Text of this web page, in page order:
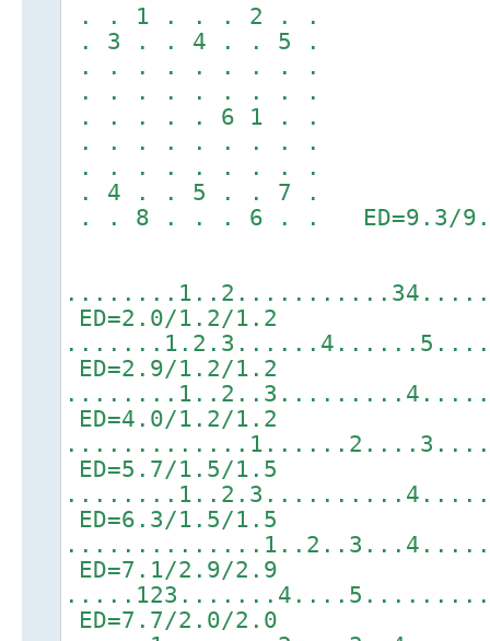
. . 1 . . . 2 . .
. 3 . . 4 . . 5 .
. . . . . . . . .
. . . . . . . . .
. . . . . 6 1 . .
. . . . . . . . .
. . . . . . . . .
. 4 . . 5 . . 7 .
. . 8 . . . 6 . . ED=9.3/
ED=2.0/1.2/1.2
ED=2.9/1.2/1.2
ED=4.0/1.2/1.2
ED=5.7/1.5/1.5
ED=6.3/1.5/1.5
ED=7.1/2.9/2.9
ED=7.7/2.0/2.0